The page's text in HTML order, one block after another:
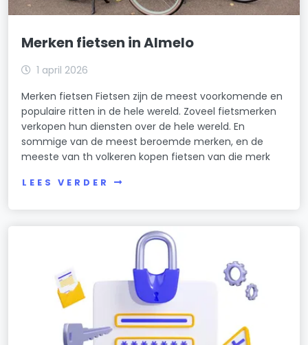
Merken fietsen in Almelo
1 april 2026
Merken fietsen Fietsen zijn de meest voorkomende en
populaire ritten in de hele wereld. Zoveel fietsmerken
verkopen hun diensten over de hele wereld. En
sommige van de meest beroemde merken, en de
meeste van th volkeren kopen fietsen van die merk
LEES VERDER